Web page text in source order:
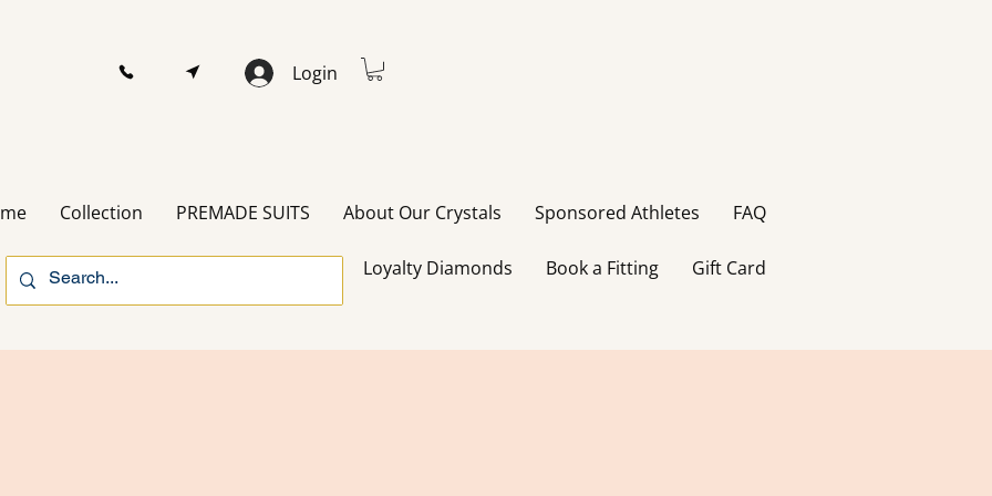
Login
Collection PREMADE SUITS About Our Crystals Sponsored Athletes FAQ
Loyalty Diamonds Book a Fitting Gift Card